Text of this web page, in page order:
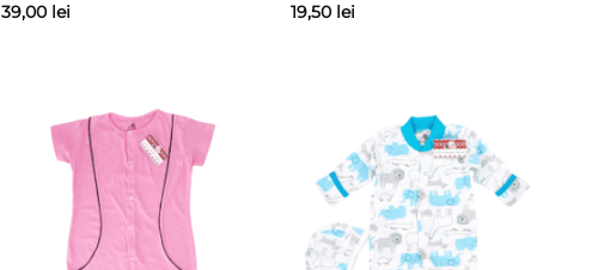
39,00 lei
19,50 lei